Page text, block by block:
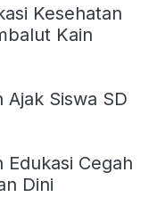
Kesehatan
Kain
Ajak Siswa SD
Edukasi Cegah
Dini